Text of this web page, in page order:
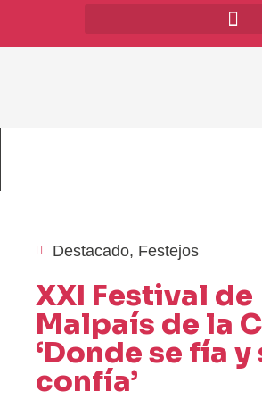
Destacado, Festejos
XXI Festival de
Malpaís de la
‘Donde se fía y
confía’